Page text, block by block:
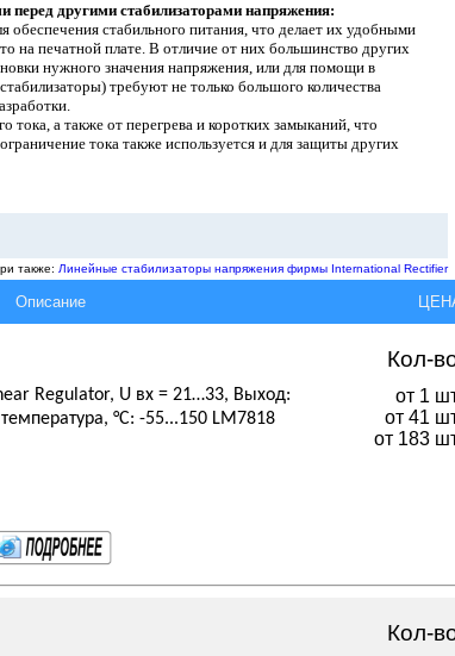
перед другими стабилизаторами напряжения:
стабильного питания, что делает их удобными
на печатной плате. В отличие от них большинство других
нужного значения напряжения, или для помощи в
требуют не только большого количества
а также от перегрева и коротких замыканий, что
тока также используется и для защиты других
также: Линейные стабилизаторы напряжения фирмы International Rectifier
Описание
Regulator, U вх = 21…33, Выход:
°C: -55...150 LM7818
Кол-
от 1
от 41
от 183
Кол-